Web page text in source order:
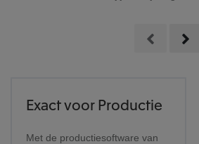
Exact voor Productie
Met de productiesoftware van